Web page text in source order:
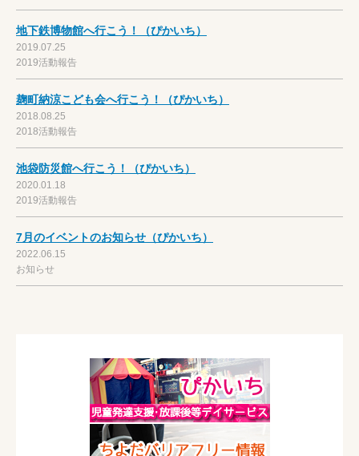
地下鉄博物館へ行こう！（ぴかいち）
2019.07.25
2019活動報告
麹町納涼こども会へ行こう！（ぴかいち）
2018.08.25
2018活動報告
池袋防災館へ行こう！（ぴかいち）
2020.01.18
2019活動報告
7月のイベントのお知らせ（ぴかいち）
2022.06.15
お知らせ